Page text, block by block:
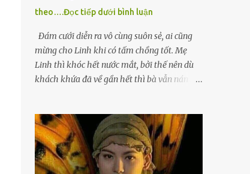
theo….Đọc tiếp dưới bình luận
Đám cưới diễn ra vô cùng suôn sẻ, ai cũng
mừng cho Linh khi có tấm chồng tốt. Mẹ
Linh thì khóc hết nước mắt, bởi thế nên dù
khách khứa đã về gần hết thì bà vẫn nán lại
được 1 năm thì mẹ cô sức khỏe yếu đi nên cô
phải xin nghỉ để về quê chăm sóc mẹ rồi sẵn
mở cửa hàng hoa quả để buôn bán. Thương
mẹ nên Linh lúc nào cố gắng tằn tiện chi tiêu